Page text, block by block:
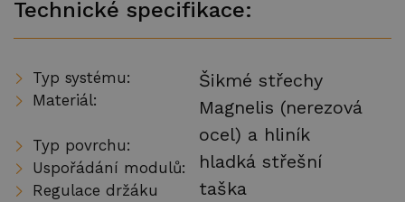
Technické specifikace:
Typ systému:
Materiál:
Typ povrchu:
Uspořádání modulů:
Regulace držáku
Šikmé střechy
Magnelis (nerezová
ocel) a hliník
hladká střešní
taška